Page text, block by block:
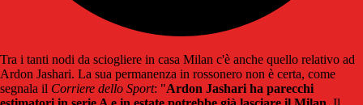
Tra i tanti nodi da sciogliere in casa Milan c'è anche quello relativo ad
Ardon Jashari. La sua permanenza in rossonero non è certa, come
segnala il Corriere dello Sport: "Ardon Jashari ha parecchi